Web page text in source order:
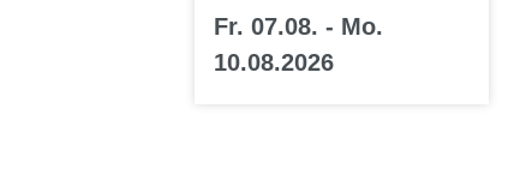
Fr. 07.08. - Mo.
10.08.2026